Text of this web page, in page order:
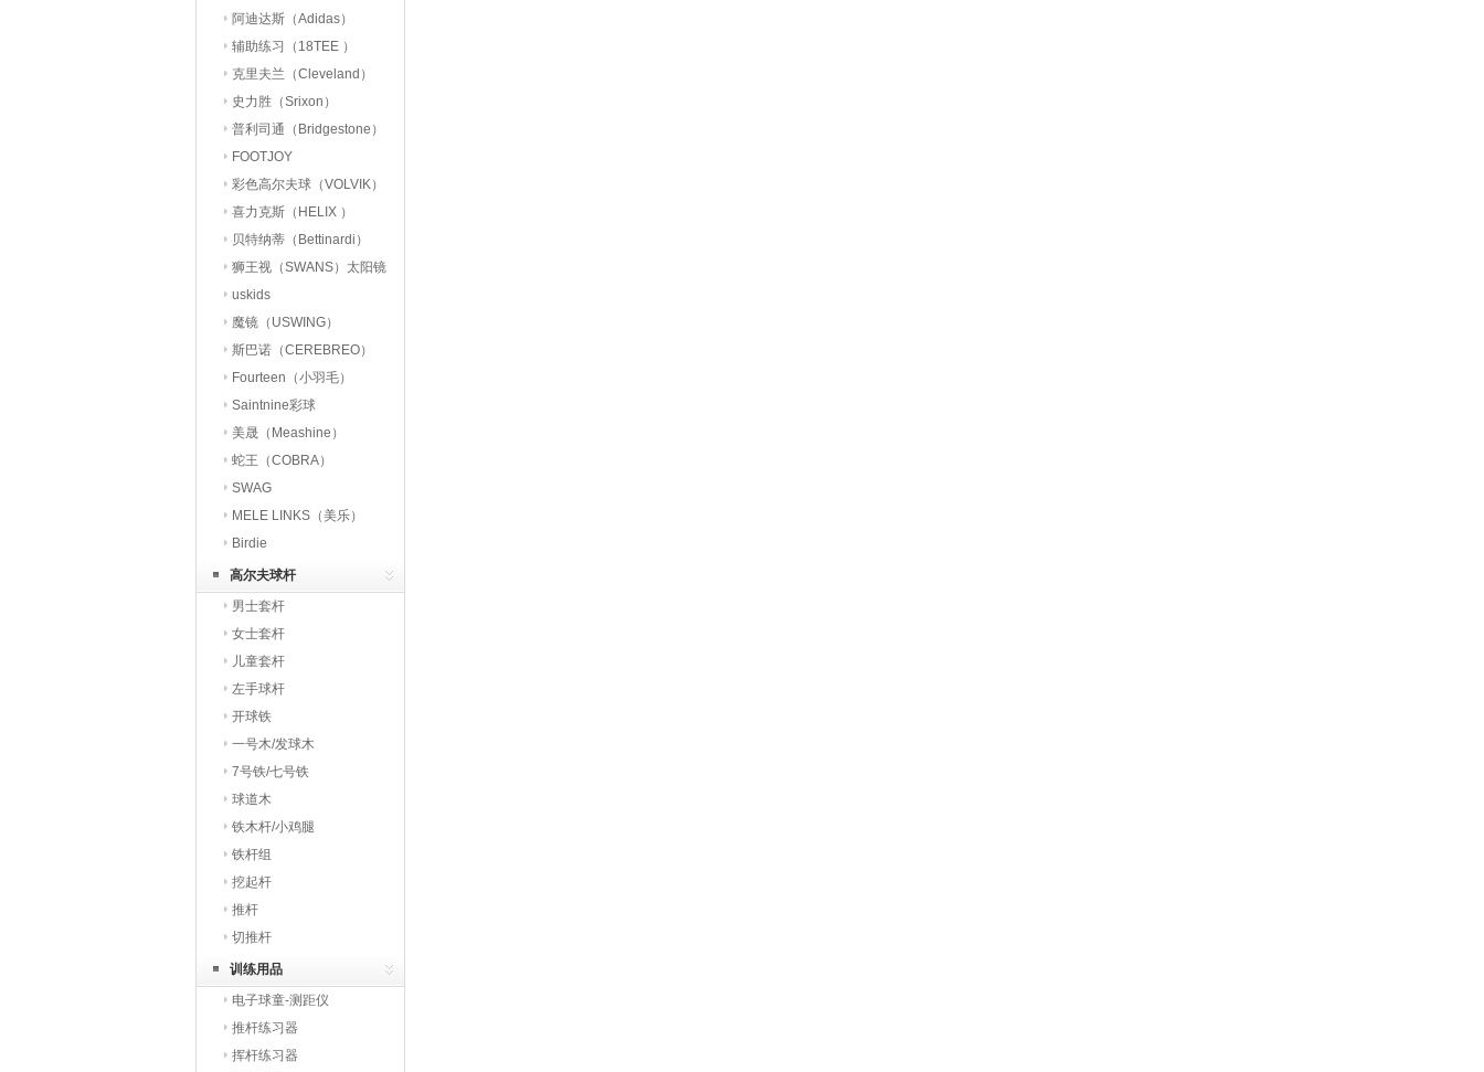
牌）
阿迪达斯（Adidas）
辅助练习（18TEE ）
克里夫兰（Cleveland）
史力胜（Srixon）
普利司通（Bridgestone）
FOOTJOY
彩色高尔夫球（VOLVIK）
喜力克斯（HELIX ）
贝特纳蒂（Bettinardi）
狮王视（SWANS）太阳镜
uskids
魔镜（USWING）
斯巴诺（CEREBREO）
Fourteen（小羽毛）
Saintnine彩球
美晟（Meashine）
蛇王（COBRA）
SWAG
MELE LINKS（美乐）
Birdie
高尔夫球杆
男士套杆
女士套杆
儿童套杆
左手球杆
开球铁
一号木/发球木
7号铁/七号铁
球道木
铁木杆/小鸡腿
铁杆组
挖起杆
推杆
切推杆
训练用品
电子球童-测距仪
推杆练习器
挥杆练习器